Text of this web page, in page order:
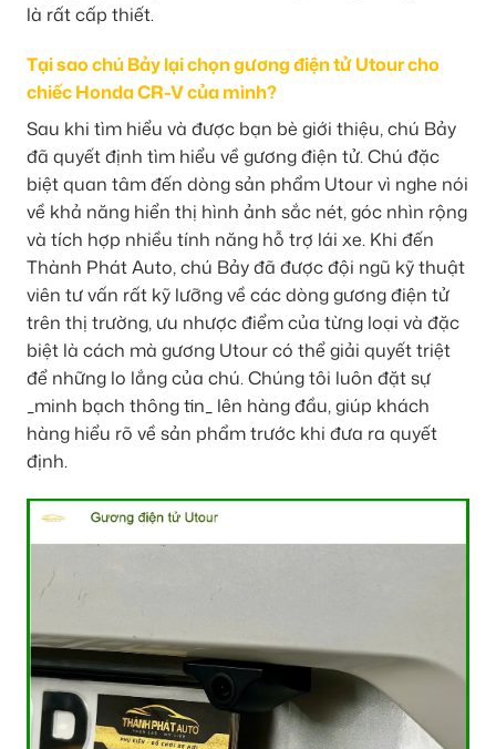
là rất cấp thiết.
Tại sao chú Bảy lại chọn gương điện tử Utour cho
chiếc Honda CR-V của mình?
Sau khi tìm hiểu và được bạn bè giới thiệu, chú Bảy
đã quyết định tìm hiểu về gương điện tử. Chú đặc
biệt quan tâm đến dòng sản phẩm Utour vì nghe nói
về khả năng hiển thị hình ảnh sắc nét, góc nhìn rộng
và tích hợp nhiều tính năng hỗ trợ lái xe. Khi đến
Thành Phát Auto, chú Bảy đã được đội ngũ kỹ thuật
viên tư vấn rất kỹ lưỡng về các dòng gương điện tử
trên thị trường, ưu nhược điểm của từng loại và đặc
biệt là cách mà gương Utour có thể giải quyết triệt
để những lo lắng của chú. Chúng tôi luôn đặt sự
_minh bạch thông tin_ lên hàng đầu, giúp khách
hàng hiểu rõ về sản phẩm trước khi đưa ra quyết
định.